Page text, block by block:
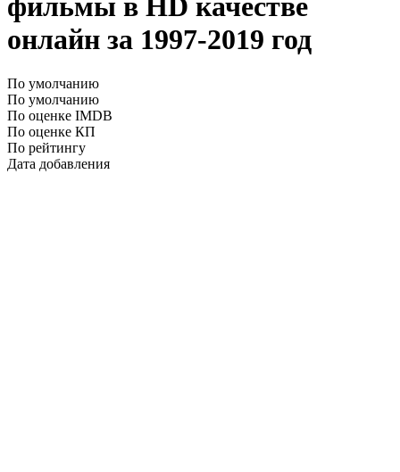
фильмы в HD качестве
онлайн за 1997-2019 год
По умолчанию
По умолчанию
По оценке IMDB
По оценке КП
По рейтингу
Дата добавления